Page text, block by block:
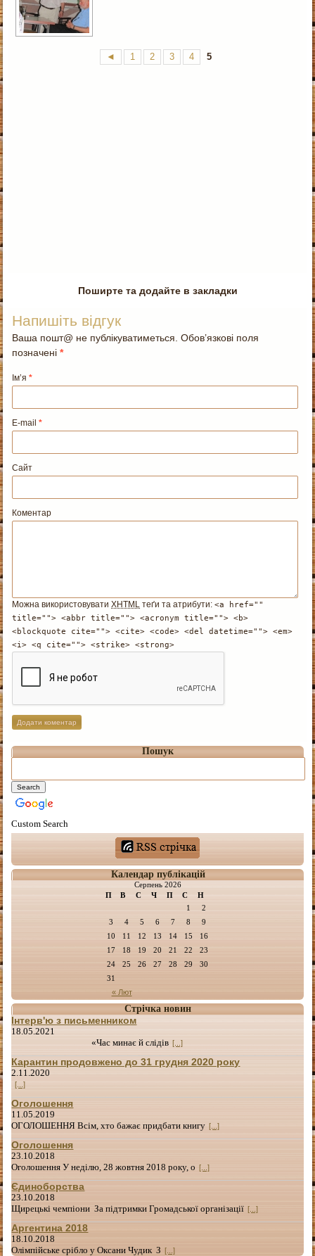
◄ 1 2 3 4 5
Поширте та додайте в закладки
Напишіть відгук
Ваша пошт@ не публікуватиметься. Обов’язкові поля
позначені*
Ім’я*
E-mail*
Сайт
Коментар
Можна використовуватиXHTML теґи та атрибути:<a href=""
title=""> <abbr title=""> <acronym title=""> <b>
<blockquote cite=""> <cite> <code> <del datetime=""> <em>
<i> <q cite=""> <strike> <strong>
Пошук
Custom Search
Календар публікацій
Серпень 2026
П
В С Ч П С Н
« Лют
1
2
3
4 5 6 7 8
9
10
11 12 13 14 15
16
17
18 19 20 21 22
23
24
25 26 27 28 29
30
31
Стрічка новин
Інтерв'ю з письменником
18.05.2021
«Час минає й слідів [...]
Карантин продовжено до 31 грудня 2020 року
2.11.2020
[...]
Оголошення
11.05.2019
ОГОЛОШЕННЯ Всім, хто бажає придбати книгу [...]
Оголошення
23.10.2018
Оголошення У неділю, 28 жовтня 2018 року, о [...]
Єдиноборства
23.10.2018
Щирецькі чемпіони За підтримки Громадської організації [...]
Аргентина 2018
18.10.2018
Олімпійське срібло у Оксани Чудик З [...]